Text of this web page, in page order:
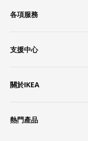
各項服務
支援中心
關於IKEA
熱門產品